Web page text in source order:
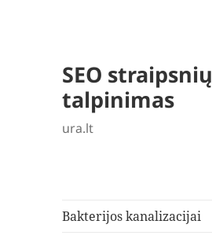
SEO straipsnių
talpinimas
ura.lt
Bakterijos kanalizacijai